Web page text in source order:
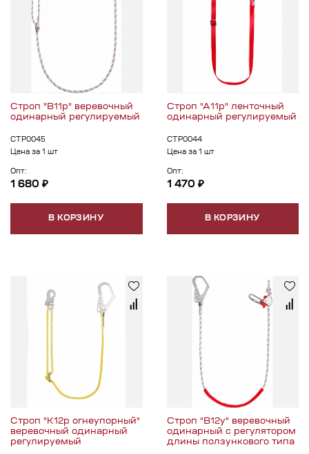
Строп "В11р" веревочный
одинарный регулируемый
СТР0045
Цена за 1 шт
Опт:
1 680 ₽
В КОРЗИНУ
Строп "А11р" ленточный
одинарный регулируемый
СТР0044
Цена за 1 шт
Опт:
1 470 ₽
В КОРЗИНУ
Строп "К12р огнеупорный"
веревочный одинарный
регулируемый
Строп "В12у" веревочный
одинарный с регулятором
длины ползункового типа